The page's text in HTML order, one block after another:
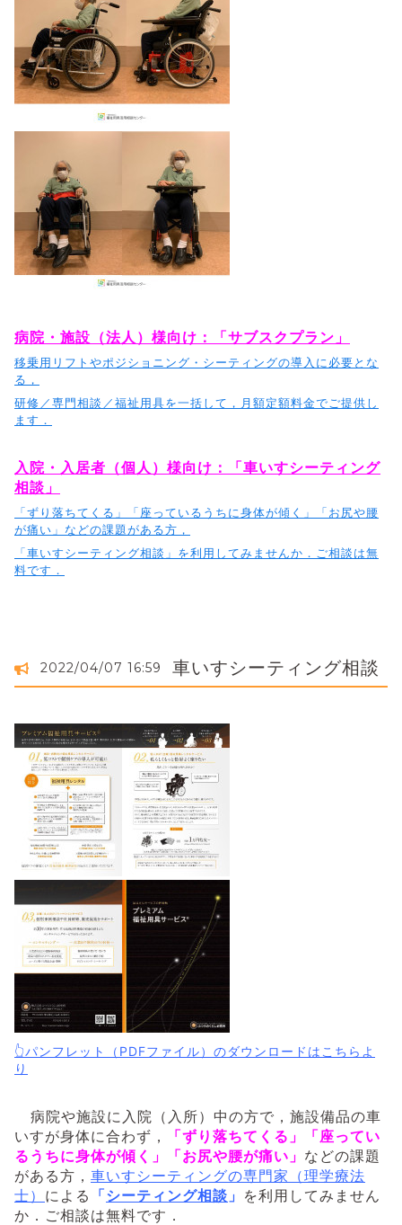
病院・施設（法人）様向け：「サブスクプラン」
移乗用リフトやポジショニング・シーティングの導入に必要とな
る，
研修／専門相談／福祉用具を一括して，月額定額料金でご提供し
ます．
入院・入居者（個人）様向け：「車いすシーティング
相談」
「ずり落ちてくる」「座っているうちに身体が傾く」「お尻や腰
が痛い」などの課題がある方，
「車いすシーティング相談」を利用してみませんか． ご相談は無
料です．
2022/04/07 16:59 車いすシーティング相談
👆パンフレット（PDFファイル）のダウンロードはこちらよ
り
病院や施設に入院（入所）中の方で，施設備品の車
いすが身体に合わず，
「ずり落ちてくる」「座ってい
るうちに身体が傾く」「お尻や腰が痛い」 などの課題
がある方， 車いすシーティングの専門家（理学療法
士） による 「シーティング相談 」 を利用してみません
か． ご相談は無料です．